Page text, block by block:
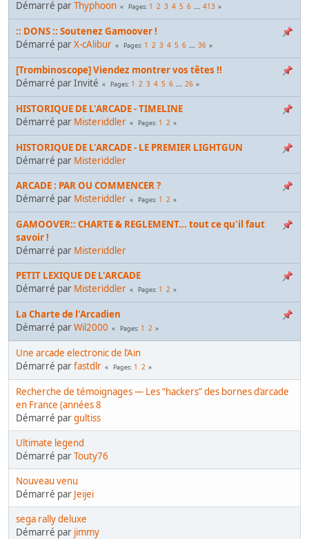
Démarré parThyphoon Pages 1 2 3 4 5 6 ... 413
:: DONS :: Soutenez Gamoover !
Démarré parX-cAlibur Pages 1 2 3 4 5 6 ... 36
[Trombinoscope] Viendez montrer vos têtes !!
Démarré par Invité
Pages 1 2 3 4 5 6 ... 26
HISTORIQUE DE L'ARCADE - TIMELINE
Démarré par Misteriddler Pages 1 2
HISTORIQUE DE L'ARCADE - LE PREMIER LIGHTGUN
Démarré par Misteriddler
ARCADE : PAR OU COMMENCER ?
Démarré par Misteriddler Pages 1 2
GAMOOVER:: CHARTE & REGLEMENT... tout ce qu'il faut
savoir !
Démarré par Misteriddler
PETIT LEXIQUE DE L'ARCADE
Démarré par Misteriddler Pages 1 2
La Charte de l'Arcadien
Démarré parWil2000 Pages 1 2
Une arcade electronic de l’Ain
Démarré parfastdlr Pages 1 2
Recherche de témoignages — Les “hackers” des bornes d’arcade
en France (années 8
Démarré pargultiss
Ultimate legend
Démarré parTouty76
Nouveau venu
Démarré par Jeijei
sega rally deluxe
Démarré par jimmy